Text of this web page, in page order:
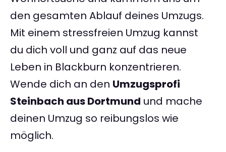
den gesamten Ablauf deines Umzugs.
Mit einem stressfreien Umzug kannst
du dich voll und ganz auf das neue
Leben in Blackburn konzentrieren.
Wende dich an den Umzugsprofi
Steinbach aus Dortmund und mache
deinen Umzug so reibungslos wie
möglich.